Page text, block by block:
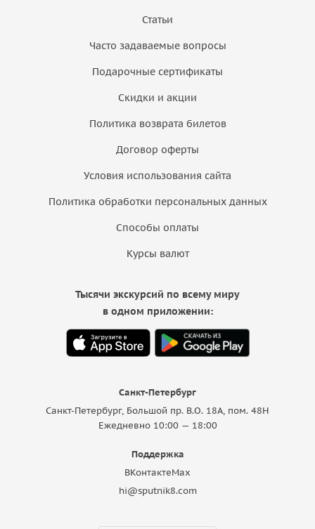
Статьи
Часто задаваемые вопросы
Подарочные сертификаты
Скидки и акции
Политика возврата билетов
Договор оферты
Условия использования сайта
Политика обработки персональных данных
Способы оплаты
Курсы валют
Санкт-Петербург
Санкт-Петербург, Большой пр. В.О. 18A, пом. 48Н
Ежедневно 10:00 — 18:00
Поддержка
ВКонтактеMax
hi@sputnik8.com
Тысячи экскурсий по всему миру
в одном приложении: